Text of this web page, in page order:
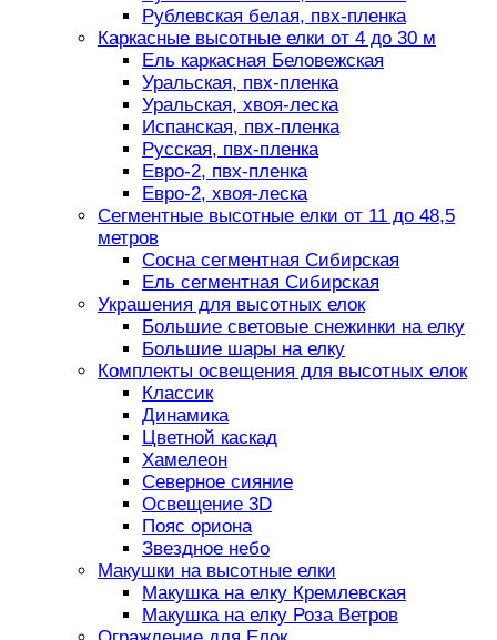
Рублевская белая, пвх-пленка
Каркасные высотные елки от 4 до 30 м
Ель каркасная Беловежская
Уральская, пвх-пленка
Уральская, хвоя-леска
Испанская, пвх-пленка
Русская, пвх-пленка
Евро-2, пвх-пленка
Евро-2, хвоя-леска
Сегментные высотные елки от 11 до 48,5
метров
Сосна сегментная Сибирская
Ель сегментная Сибирская
Украшения для высотных елок
Большие световые снежинки на елку
Большие шары на елку
Комплекты освещения для высотных елок
Классик
Динамика
Цветной каскад
Хамелеон
Северное сияние
Освещение 3D
Пояс ориона
Звездное небо
Макушки на высотные елки
Макушка на елку Кремлевская
Макушка на елку Роза Ветров